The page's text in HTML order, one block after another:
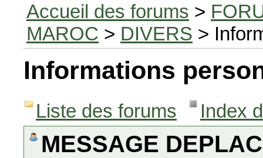
Accueil des forums >
MAROC > DIVERS >
Informations
Liste des forums Index
MESSAGE